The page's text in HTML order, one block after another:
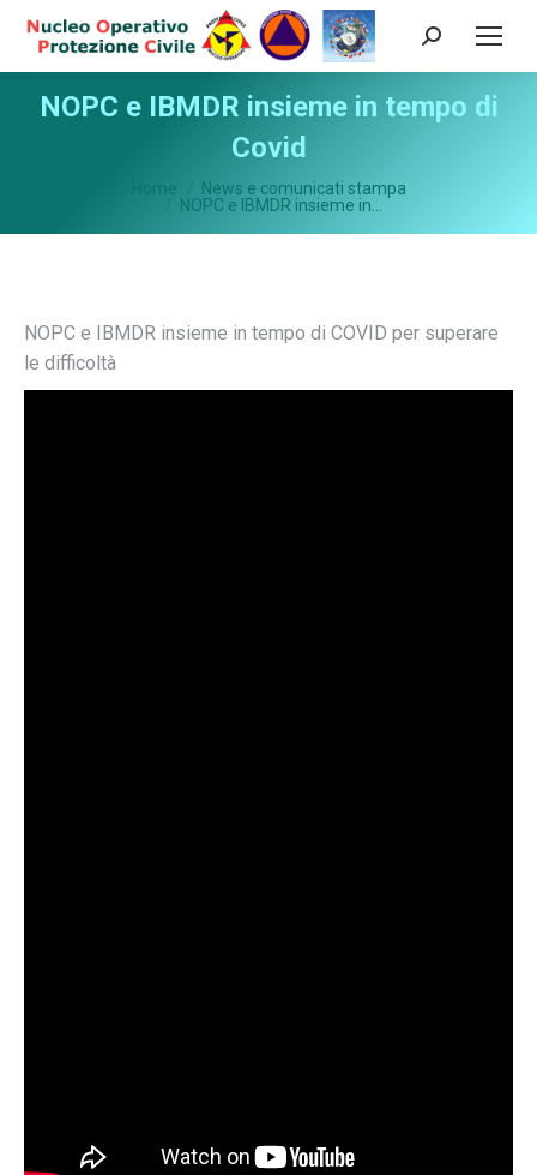
Cerca:
NOPC e IBMDR insieme in tempo di
Covid
Home
News e comunicati stampa
NOPC e IBMDR insieme in…
NOPC e IBMDR insieme in tempo di COVID per superare
le difficoltà